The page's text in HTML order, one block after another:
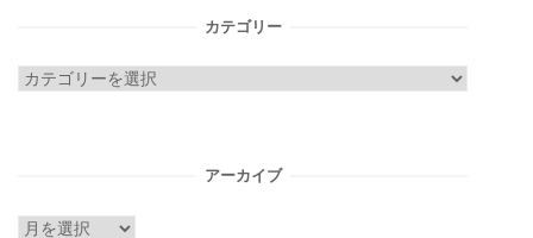
カテゴリー
カ
アーカイブ
ア